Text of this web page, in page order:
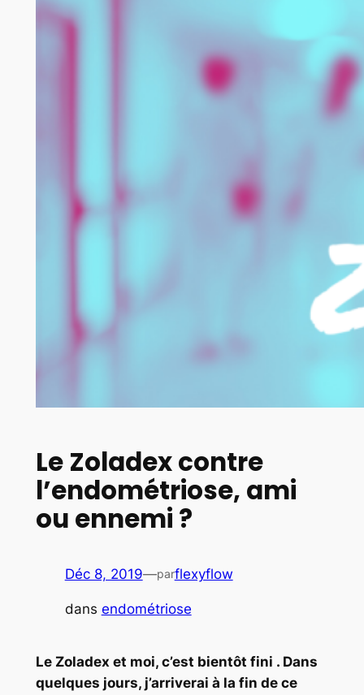
Le Zoladex contre
l’endométriose, ami
ou ennemi ?
Déc 8, 2019—parflexyflow
dans endométriose
Le Zoladex et moi, c’est bientôt fini . Dans
quelques jours, j’arriverai à la fin de ce